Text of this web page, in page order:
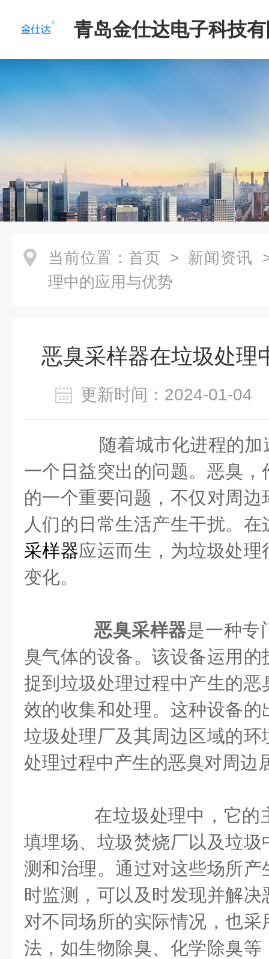
青岛金仕达电子科技
当前位置： 首页 > 新闻资讯
理中的应用与优势
恶臭采样器在垃圾处理
更新时间：2024-01-
随着城市化进程的加
一个日益突出的问题。恶臭
的一个重要问题，不仅对周
人们的日常生活产生干扰。
采样器应运而生，为垃圾处
变化。
恶臭采样器是一种专
臭气体的设备。该设备运用
捉到垃圾处理过程中产生的
效的收集和处理。这种设备
垃圾处理厂及其周边区域的
处理过程中产生的恶臭对周边
在垃圾处理中，它的
填埋场、垃圾焚烧厂以及垃
测和治理。通过对这些场所
时监测，可以及时发现并解
对不同场所的实际情况，也
法，如生物除臭、化学除臭